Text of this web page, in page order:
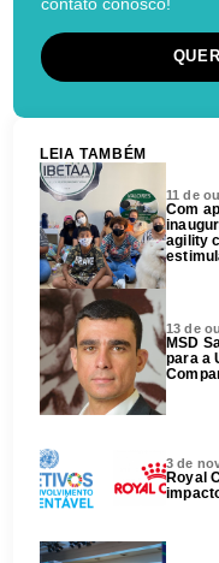
contato conosco!
LEIA TAMBÉM
11 de
Com
agility
13 de
MSD
para a
3 de
Royal
Ao avançar aceito os